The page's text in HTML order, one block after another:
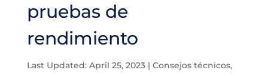
pruebas de
rendimiento
Last Updated: April 25, 2023| Consejos técnicos,